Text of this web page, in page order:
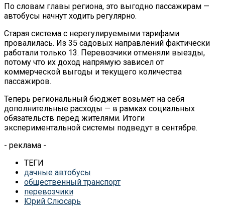
По словам главы региона, это выгодно пассажирам —
автобусы начнут ходить регулярно.
Старая система с нерегулируемыми тарифами
провалилась. Из 35 садовых направлений фактически
работали только 13. Перевозчики отменяли выезды,
потому что их доход напрямую зависел от
коммерческой выгоды и текущего количества
пассажиров.
Теперь региональный бюджет возьмёт на себя
дополнительные расходы — в рамках социальных
обязательств перед жителями. Итоги
экспериментальной системы подведут в сентябре.
- реклама -
ТЕГИ
дачные автобусы
общественный транспорт
перевозчики
Юрий Слюсарь